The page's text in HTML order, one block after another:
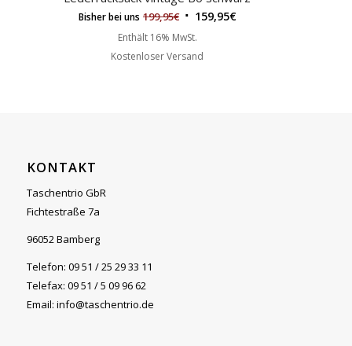
Bisher bei uns 199,95€ 159,95€
Enthält 16% MwSt.
Kostenloser Versand
KONTAKT
Taschentrio GbR
Fichtestraße 7a
96052 Bamberg
Telefon: 09 51 / 25 29 33 11
Telefax: 09 51 / 5 09 96 62
Email: info@taschentrio.de